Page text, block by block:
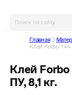
Главная
Клей Forbo 144
Клей Forbo
ПУ, 8,1 кг.